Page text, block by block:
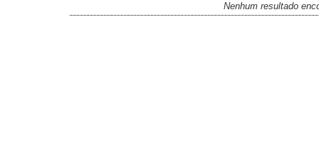
Nenhum resultado